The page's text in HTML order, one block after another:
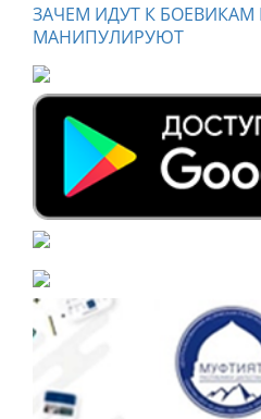
ЗАЧЕМ ИДУТ К
МАНИПУЛИРУЮТ